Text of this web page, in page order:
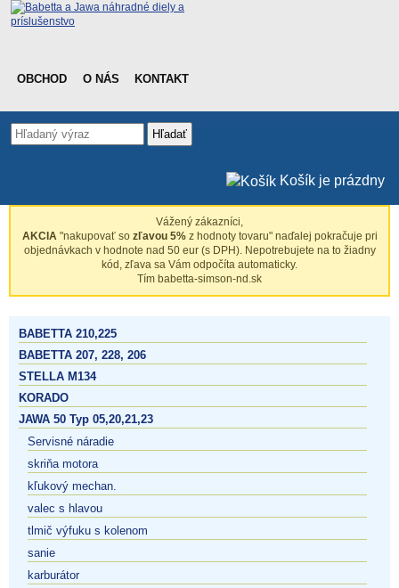
OBCHOD O NÁS KONTAKT
Hľadať
Košík je prázdny
Vážený zákazníci,
AKCIA"nakupovať so zľavou 5%z hodnoty tovaru" naďalej pokračuje pri
objednávkach v hodnote nad 50 eur (s DPH). Nepotrebujete na to žiadny
kód, zľava sa Vám odpočíta automaticky.
Tím babetta-simson-nd.sk
BABETTA 210,225
BABETTA 207, 228, 206
STELLA M134
KORADO
JAWA 50 Typ 05,20,21,23
Servisné náradie
skriňa motora
kľukový mechan.
valec s hlavou
tlmič výfuku s kolenom
sanie
karburátor